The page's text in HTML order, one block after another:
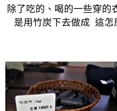
除了吃的、喝的一些穿的
是用竹炭下去做成這怎